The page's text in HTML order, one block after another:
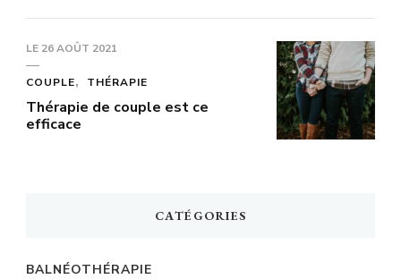
LE 26 AOÛT 2021
COUPLE THÉRAPIE
Thérapie de couple est ce
efficace
CATÉGORIES
BALNÉOTHÉRAPIE